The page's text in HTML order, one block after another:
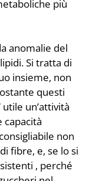
più
anomalie del
Si tratta di
insieme, non
questi
un’attività
capacità
non
fibre, e, se lo si
, perché